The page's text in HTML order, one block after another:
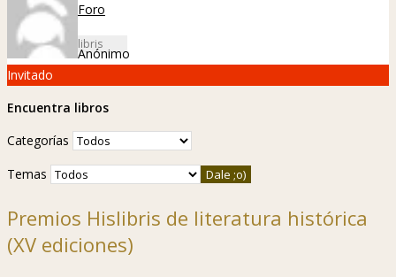
Foro
Anónimo
Invitado
Encuentra libros
Categorías
Temas
Premios Hislibris de literatura histórica
(XV ediciones)